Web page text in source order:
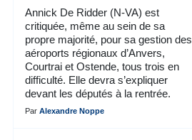
Annick De Ridder (N-VA) est
critiquée, même au sein de sa
propre majorité, pour sa gestion des
aéroports régionaux d’Anvers,
Courtrai et Ostende, tous trois en
difficulté. Elle devra s’expliquer
devant les députés à la rentrée.
Par Alexandre Noppe